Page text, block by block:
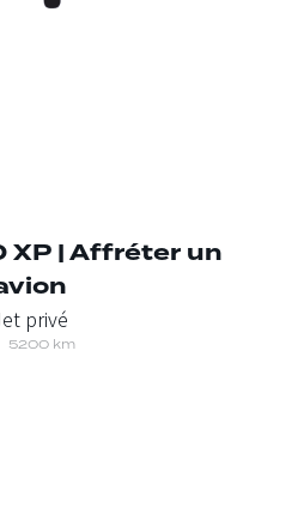
XP | Affréter un
privé
5200 km